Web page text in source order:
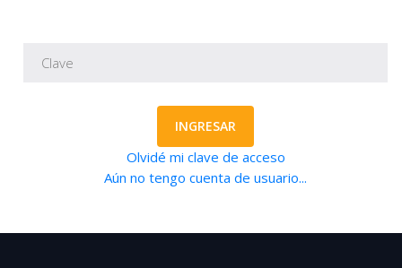
INGRESAR
Olvidé mi clave de acceso
Aún no tengo cuenta de usuario...